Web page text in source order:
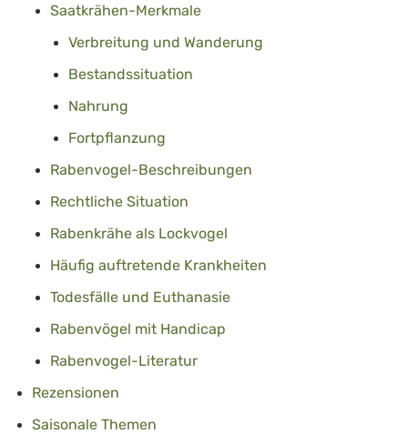
Saatkrähen-Merkmale
Verbreitung und Wanderung
Bestandssituation
Nahrung
Fortpflanzung
Rabenvogel-Beschreibungen
Rechtliche Situation
Rabenkrähe als Lockvogel
Häufig auftretende Krankheiten
Todesfälle und Euthanasie
Rabenvögel mit Handicap
Rabenvogel-Literatur
Rezensionen
Saisonale Themen